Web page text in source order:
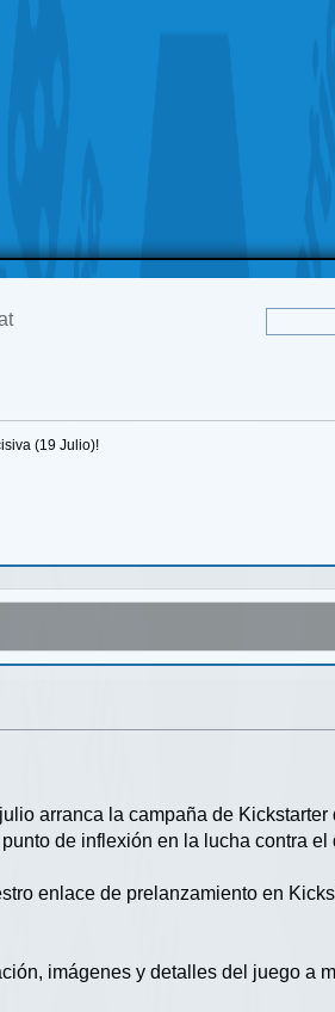
(19 Julio)!
arranca la campaña de
de inflexión en la lucha contra
enlace de prelanzamiento en
imágenes y detalles del juego a